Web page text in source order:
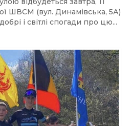
ШВСМ (вул. Динамівська, 5А)
і світлі спогади про цю...